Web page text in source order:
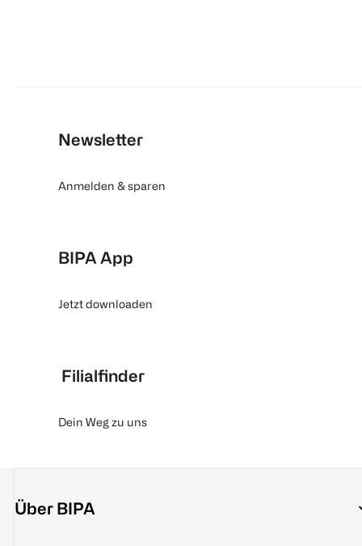
Newsletter
Anmelden & sparen
BIPA App
Jetzt downloaden
Filialfinder
Dein Weg zu uns
Über BIPA